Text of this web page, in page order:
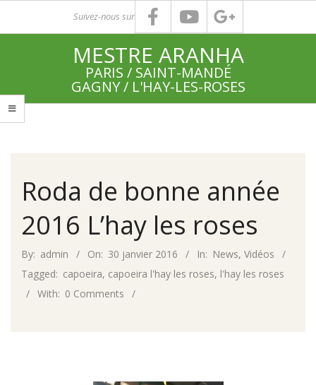
Suivez-nous sur
MESTRE ARANHA
PARIS / SAINT-MANDÉ
GAGNY / L'HAY-LES-ROSES
Primary
Roda de bonne année
2016 L’hay les roses
By: admin On: 30 janvier 2016 In: News, Vidéos
Tagged: capoeira, capoeira l'hay les roses, l'hay les roses
With: 0 Comments